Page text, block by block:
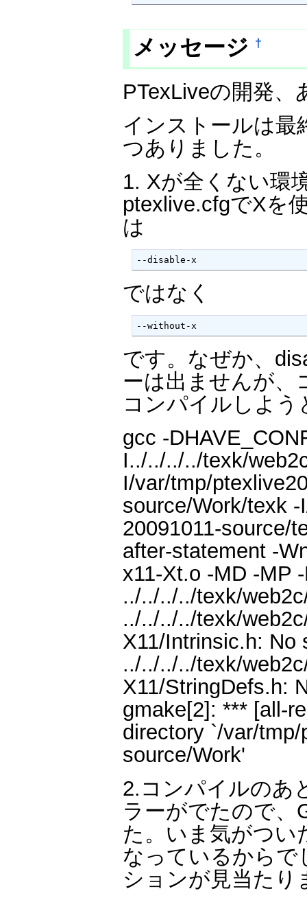
メッセージ †
PTexLiveの開発
インストールは最
つありました。
1. Xが全くない環
ptexlive.cfgでXを
は
--disable-x
ではなく
--without-x
です。なぜか、
ーは出ませんが、
コンパイルしよう
gcc -
I../../../../texk/
I/var/tmp/
source/Work/texk
20091011-source/
after-statement -
x11-Xt.o -MD -MP
../../../../texk/
../../../../texk/
X11/Intrinsic.h: No
../../../../texk/
X11/StringDefs.h:
gmake[2]: *** [all-
directory `/var/
source/Work'
2.コンパイルのあ
ラーがでたので、
た。いま気がつい
なっているからで
ションが見当たり